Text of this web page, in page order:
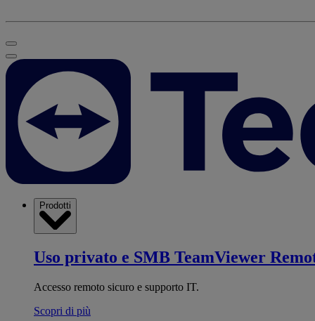
Prodotti
Uso privato e SMB TeamViewer
Accesso remoto sicuro e supporto IT.
Scopri di più